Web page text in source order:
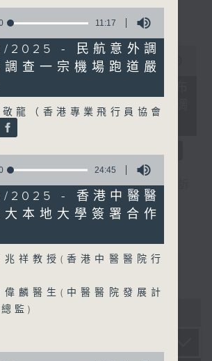
09:48
- 服務業總工會公布
時中暑指引》執行情況調
作暑熱警告,流動圖書館,申訴
站, 預防工作時中暑指引
08
11:17
2025 - 民航意外調
調查一宗機場跑道嚴
龍（香港專業飛行員協會
24:45
2025 - 香港中醫醫
大本地大學簽署合作
兆祥教授(香港中醫醫院行
偉麟醫生(中醫醫院發展計
監)